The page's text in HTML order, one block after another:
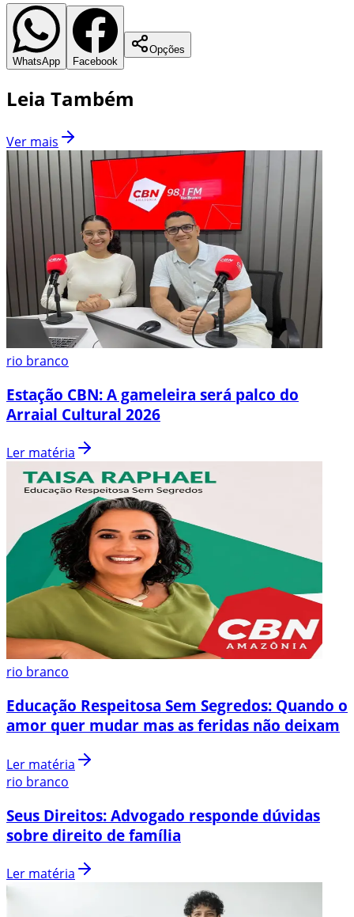
WhatsApp Facebook
Opções
Leia Também
Ver mais
rio branco
Estação CBN: A gameleira será palco do
Arraial Cultural 2026
Ler matéria
rio branco
Educação Respeitosa Sem Segredos: Quando o
amor quer mudar mas as feridas não deixam
Ler matéria
rio branco
Seus Direitos: Advogado responde dúvidas
sobre direito de família
Ler matéria